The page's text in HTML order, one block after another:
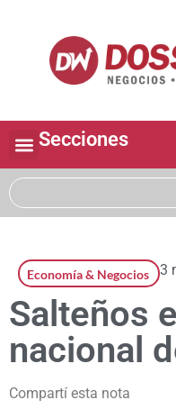
Secciones
Economía & Negocios 3
Salteños
nacional
Compartí esta nota